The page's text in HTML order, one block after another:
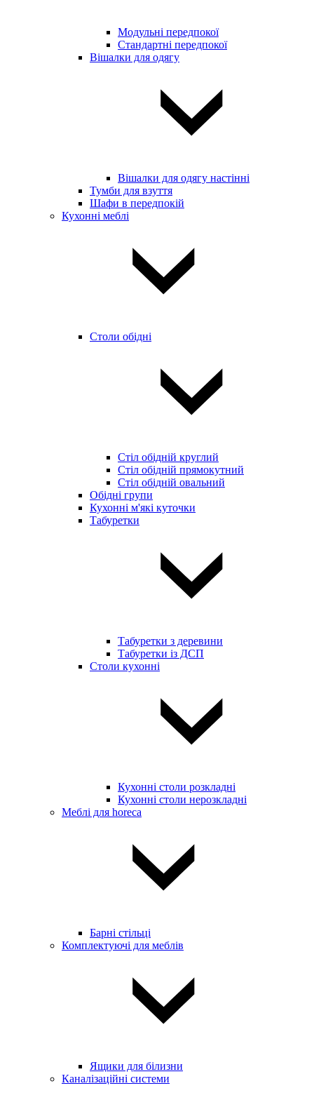
Модульні передпокої
Стандартні передпокої
Вішалки для одягу
Вішалки для одягу настінні
Тумби для взуття
Шафи в передпокій
Кухонні меблі
Столи обідні
Стіл обідній круглий
Стіл обідній прямокутний
Стіл обідній овальний
Обідні групи
Кухонні м'які куточки
Табуретки
Табуретки з деревини
Табуретки із ДСП
Столи кухонні
Кухонні столи розкладні
Кухонні столи нерозкладні
Меблі для horeca
Барні стільці
Комплектуючі для меблів
Ящики для білизни
Каналізаційні системи